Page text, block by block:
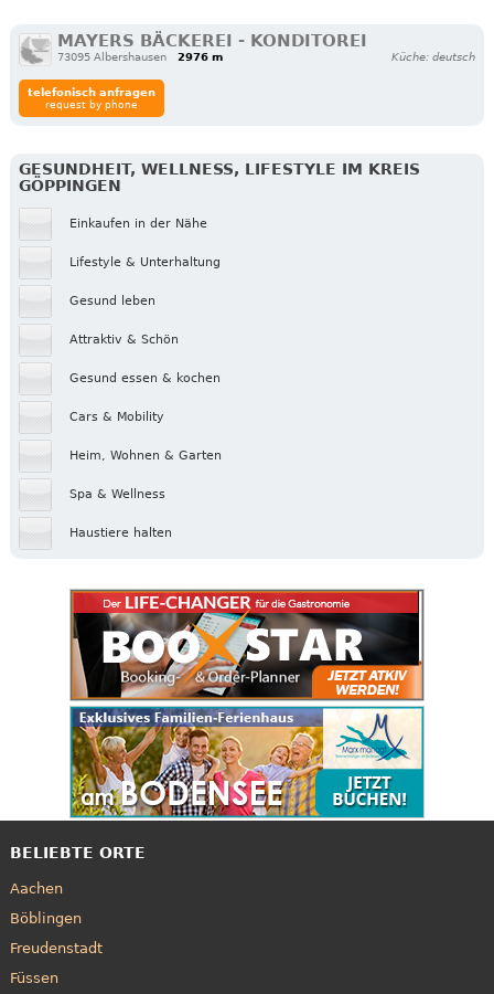
MAYERS BÄCKEREI - KONDITOREI
73095 Albershausen 2976 m Küche: deutsch
telefonisch anfragen
request by phone
GESUNDHEIT, WELLNESS, LIFESTYLE IM KREIS
GÖPPINGEN
Einkaufen in der Nähe
Lifestyle & Unterhaltung
Gesund leben
Attraktiv & Schön
Gesund essen & kochen
Cars & Mobility
Heim, Wohnen & Garten
Spa & Wellness
Haustiere halten
BELIEBTE ORTE
Aachen
Böblingen
Freudenstadt
Füssen